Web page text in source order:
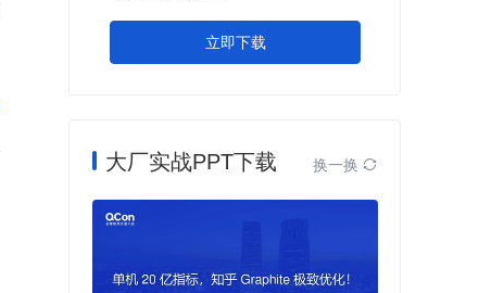
立即下载
大厂实战PPT下载 换一换 